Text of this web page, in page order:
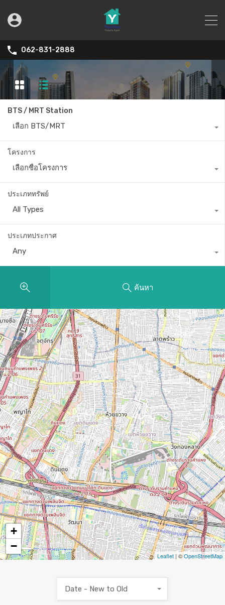
062-831-2888
BTS / MRT Station
เลือก BTS/MRT
โครงการ
เลือกชื่อโครงการ
ประเภททรัพย์
All Types
ประเภทประกาศ
Any
ค้นหา
10 14
7
12
540
+
−
Leaflet| ©OpenStreetMap
Date - New to Old